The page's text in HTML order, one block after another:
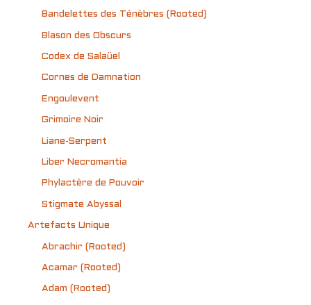
Bandelettes des Ténèbres (Rooted)
Blason des Obscurs
Codex de Salaüel
Cornes de Damnation
Engoulevent
Grimoire Noir
Liane-Serpent
Liber Necromantia
Phylactère de Pouvoir
Stigmate Abyssal
Artefacts Unique
Abrachir (Rooted)
Acamar (Rooted)
Adam (Rooted)